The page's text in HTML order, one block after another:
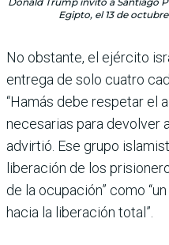
Egipto, el 13 de
No obstante, el ejército
entrega de solo cuatro
“Hamás debe respetar el
necesarias para devolver
advirtió. Ese grupo
liberación de los
de la ocupación” como
hacia la liberación total”.